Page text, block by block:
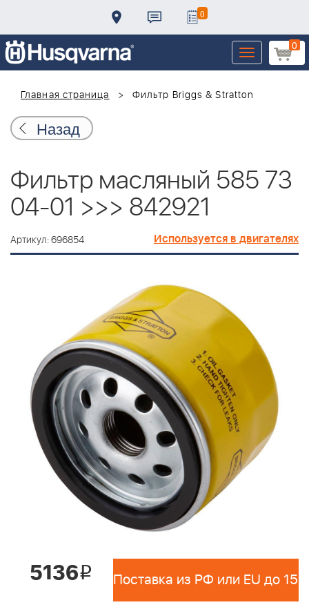
0
0
Toggle
navigation
Главная страница
Фильтр Briggs & Stratton
Назад
Фильтр масляный 585 73
04-01 >>> 842921
Артикул: 696854 Используется в двигателях
5136i